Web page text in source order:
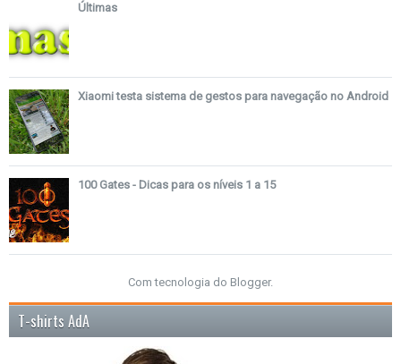
Últimas
Xiaomi testa sistema de gestos para navegação no Android
100 Gates - Dicas para os níveis 1 a 15
Com tecnologia do Blogger.
T-shirts AdA